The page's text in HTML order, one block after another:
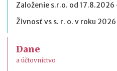
Založenie s.r.o. od 17.8.2026
Živnosť vs s. r. o. v roku 2026
Dane
a účtovníctvo